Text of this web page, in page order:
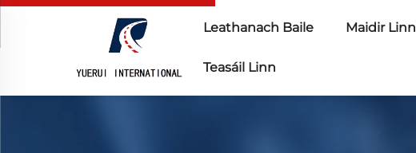
Leathanach Baile Maidir Linn
Teasáil Linn